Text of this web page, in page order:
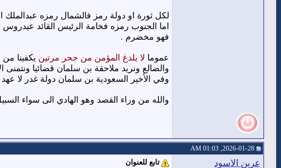
لكل ثورة او دولة رمز فالشمال رمزه عبدالملك
اما الجنوب رمزه فخامة الرئيس القائد
فهو مخضرم .
عموما لا يلدغ المؤمن من جحر مرتين يكفينا
والضالع ونريد ملاحقة بن سلمان قضائيا ونتمنى
وفي الأخير السعودية بن سلمان دولة غدر لا عهد
والله من وراء القصد وهو الهادي الى سواء
عرين الاسود تابع للعنوان